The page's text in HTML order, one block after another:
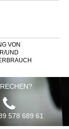
VON
UND
578 689 61